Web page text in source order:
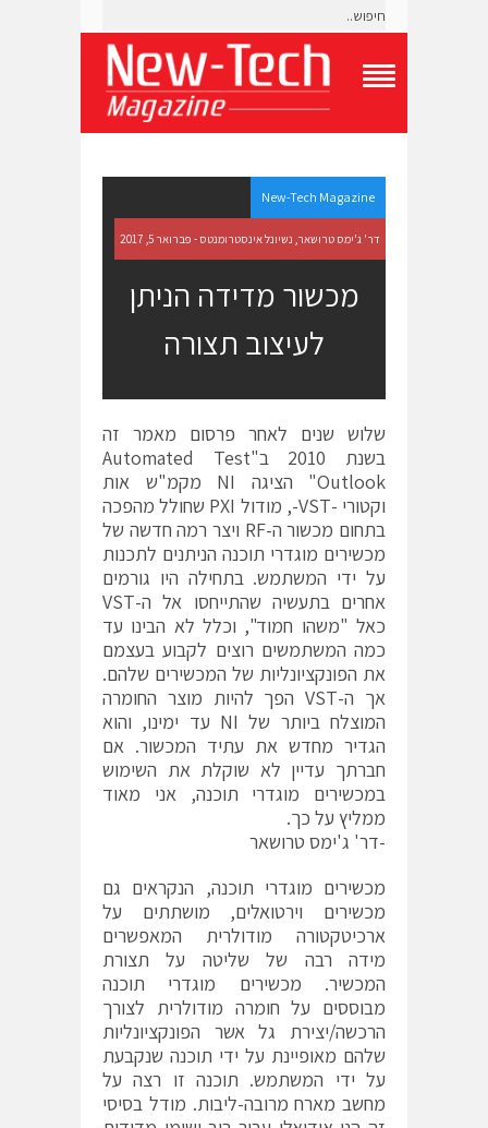
g
l
e
N
a
e
n
u
New-Tech Magazine
דר' ג'ימס טרושאר, נשיונל אינסטרומנטס - פברואר 5, 2017
מכשור מדידה הניתן
לעיצוב תצורה
שלוש שנים לאחר פרסום מאמר זה
בשנת 2010 ב"Automated Test
Outlook" הציגה NI מקמ"ש אות
וקטורי -VST-, מודול PXI שחולל מהפכה
בתחום מכשור ה-RF ויצר רמה חדשה של
מכשירים מוגדרי תוכנה הניתנים לתכנות
על ידי המשתמש. בתחילה היו גורמים
אחרים בתעשיה שהתייחסו אל ה-VST
כאל "משהו חמוד", וכלל לא הבינו עד
כמה המשתמשים רוצים לקבוע בעצמם
את הפונקציונליות של המכשירים שלהם.
אך ה-VST הפך להיות מוצר החומרה
המוצלח ביותר של NI עד ימינו, והוא
הגדיר מחדש את עתיד המכשור. אם
חברתך עדיין לא שוקלת את השימוש
במכשירים מוגדרי תוכנה, אני מאוד
ממליץ על כך.
-דר' ג'ימס טרושאר
מכשירים מוגדרי תוכנה, הנקראים גם
מכשירים וירטואלים, מושתתים על
ארכיטקטורה מודולרית המאפשרים
מידה רבה של שליטה על תצורת
המכשיר. מכשירים מוגדרי תוכנה
מבוססים על חומרה מודולרית לצורך
הרכשה/יצירת גל אשר הפונקציונליות
שלהם מאופיינת על ידי תוכנה שנקבעת
על ידי המשתמש. תוכנה זו רצה על
מחשב מארח מרובה-ליבות. מודל בסיסי